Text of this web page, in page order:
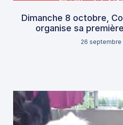
Dimanche 8 octobre,
organise sa
26 septembre